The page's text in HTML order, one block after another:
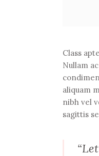
Class
Nullam
aliquam
nibh vel
sagittis